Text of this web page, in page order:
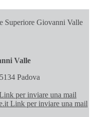
Superiore Giovanni Valle
Valle
Padova
per inviare una mail
Link per inviare una mail